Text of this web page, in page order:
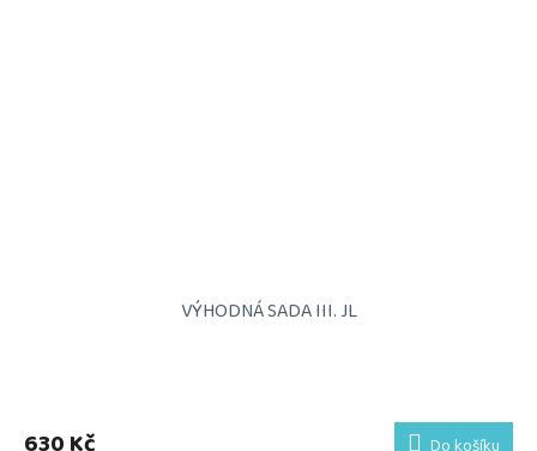
VÝHODNÁ SADA III. JL
produktu